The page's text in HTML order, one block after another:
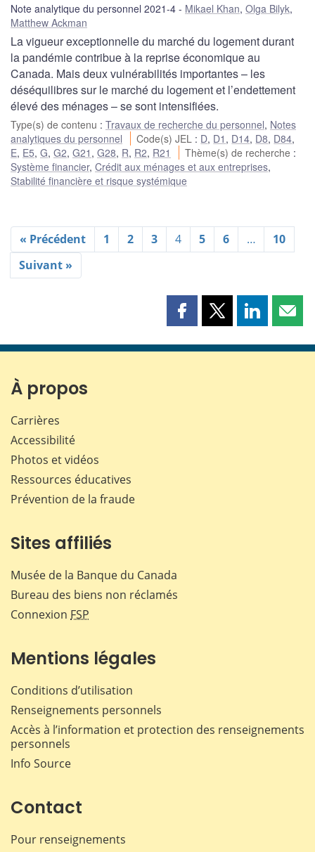
Note analytique du personnel 2021-4 Mikael Khan, Olga Bilyk,
Matthew Ackman
La vigueur exceptionnelle du marché du logement durant
la pandémie contribue à la reprise économique au
Canada. Mais deux vulnérabilités importantes – les
déséquilibres sur le marché du logement et l’endettement
élevé des ménages – se sont intensifiées.
Type(s) de contenu : Travaux de recherche du personnel, Notes
analytiques du personnel
Code(s) JEL : D, D1 , D14, D8, D84,
E, E5, G, G2, G21 , G28, R, R2, R21 Thème(s) de recherche :
Système financier, Crédit aux ménages et aux entreprises,
Stabilité financière et risque systémique
« Précédent 1 2 3 4 5 6 …
10
Suivant »
Partager
page
Partager
page
Partager
page page
À propos
Carrières
Accessibilité
Photos et vidéos
Ressources éducatives
Prévention de la fraude
Sites affiliés
Musée de la Banque du Canada
Bureau des biens non réclamés
Connexion FSP
Mentions légales
Conditions d’utilisation
Renseignements personnels
Accès à l’information et protection des renseignements
personnels
Info Source
Contact
Pour renseignements